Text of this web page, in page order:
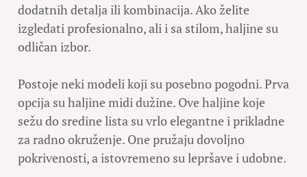
dodatnih detalja ili kombinacija. Ako želite
izgledati profesionalno, ali i sa stilom, haljine su
odličan izbor.
Postoje neki modeli koji su posebno pogodni. Prva
opcija su haljine midi dužine. Ove haljine koje
sežu do sredine lista su vrlo elegantne i prikladne
za radno okruženje. One pružaju dovoljno
pokrivenosti, a istovremeno su lepršave i udobne.